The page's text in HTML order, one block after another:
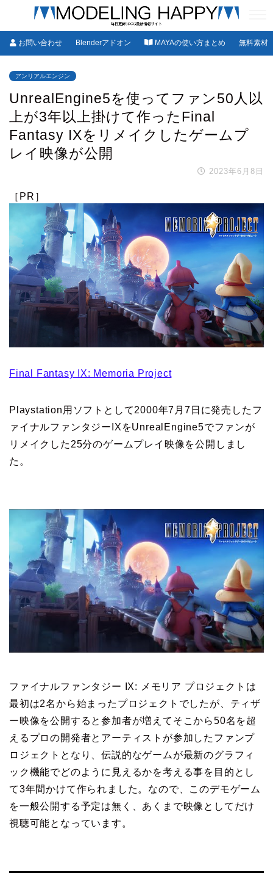
お問い合わせ Blenderアドオン MAYAの使い方まとめ 無料素材
アンリアルエンジン
UnrealEngine5を使ってファン50人以
上が3年以上掛けて作ったFinal
Fantasy IXをリメイクしたゲームプ
レイ映像が公開
2023年6月8日
［PR］
Final Fantasy IX: Memoria Project
Playstation用ソフトとして2000年7月7日に発売したフ
ァイナルファンタジーIXをUnrealEngine5でファンが
リメイクした25分のゲームプレイ映像を公開しまし
た。
ファイナルファンタジー IX: メモリア プロジェクトは
最初は2名から始まったプロジェクトでしたが、ティザ
ー映像を公開すると参加者が増えてそこから50名を超
えるプロの開発者とアーティストが参加したファンプ
ロジェクトとなり、伝説的なゲームが最新のグラフィ
ック機能でどのように見えるかを考える事を目的とし
て3年間かけて作られました。なので、このデモゲーム
を一般公開する予定は無く、あくまで映像としてだけ
視聴可能となっています。